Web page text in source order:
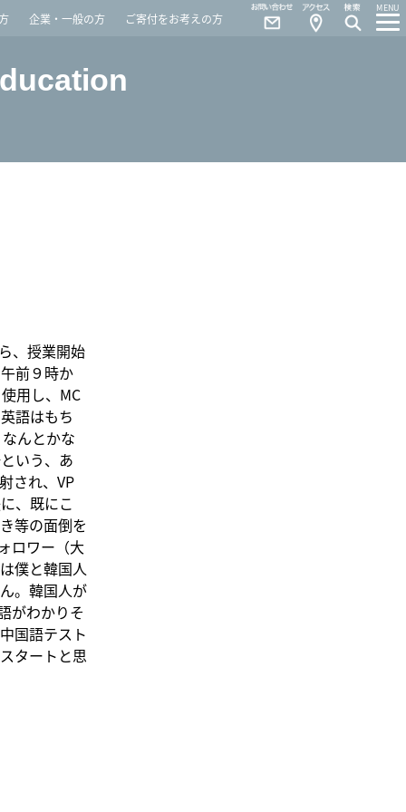
企業・一般の方 ご寄付をお考えの方
MENU
Access
Contact
、授業開始
前９時か
用し、MC
語はもち
んとかな
いう、あ
され、VP
、既にこ
等の面倒を
ロワー（大
僕と韓国人
。韓国人が
がわかりそ
国語テスト
タートと思